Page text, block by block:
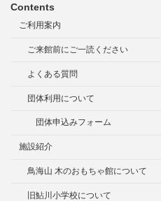
Contents
ご利用案内
ご来館前にご一読ください
よくある質問
団体利用について
団体申込みフォーム
施設紹介
鳥海山 木のおもちゃ館について
旧鮎川小学校について